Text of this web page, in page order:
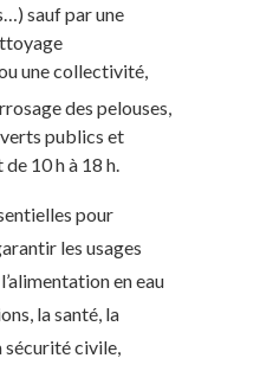
sauf par une
une collectivité,
des pelouses,
publics et
10 h à 18 h.
pour
les usages
en eau
la santé, la
civile,